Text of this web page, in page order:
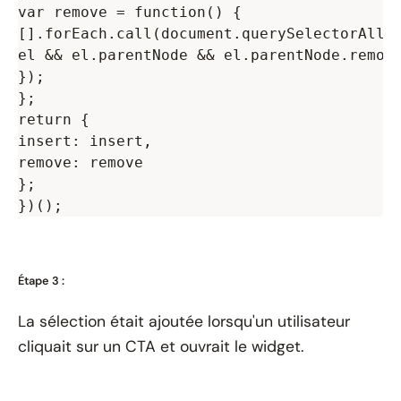
var remove = function() {
el && el.parentNode &&
});
};
return {
insert: insert,
remove: remove
};
Étape 3 :
La sélection était ajoutée lorsqu'un utilisateur
cliquait sur un CTA et ouvrait le widget.